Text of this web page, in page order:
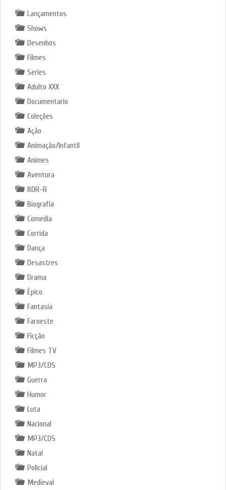
Lançamentos
Shows
Desenhos
Filmes
Series
Adulto XXX
Documentario
Coleções
Ação
Animação/Infantil
Animes
Aventura
BDR-R
Biografia
Comedia
Corrida
Dança
Desastres
Drama
Épico
Fantasia
Faroeste
Ficção
Filmes TV
MP3/CDS
Guerra
Humor
Luta
Nacional
MP3/CDS
Natal
Policial
Medieval